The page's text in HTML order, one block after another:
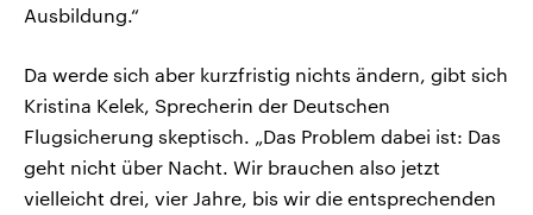
Ausbildung.“
Da werde sich aber kurzfristig nichts ändern, gibt sich
Kristina Kelek, Sprecherin der Deutschen
Flugsicherung skeptisch. „Das Problem dabei ist: Das
geht nicht über Nacht. Wir brauchen also jetzt
vielleicht drei, vier Jahre, bis wir die entsprechenden